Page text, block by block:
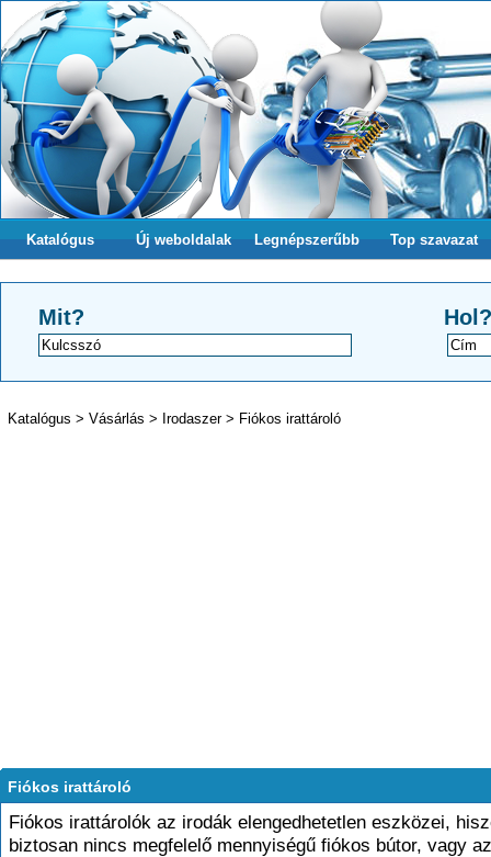
Katalógus Új weboldalak Legnépszerűbb Top szavazat
Mit? Hol?
Katalógus > Vásárlás > Irodaszer> Fiókos irattároló
Fiókos irattároló
Fiókos irattárolók az irodák elengedhetetlen eszközei,
biztosan nincs megfelelő mennyiségű fiókos bútor, vagy